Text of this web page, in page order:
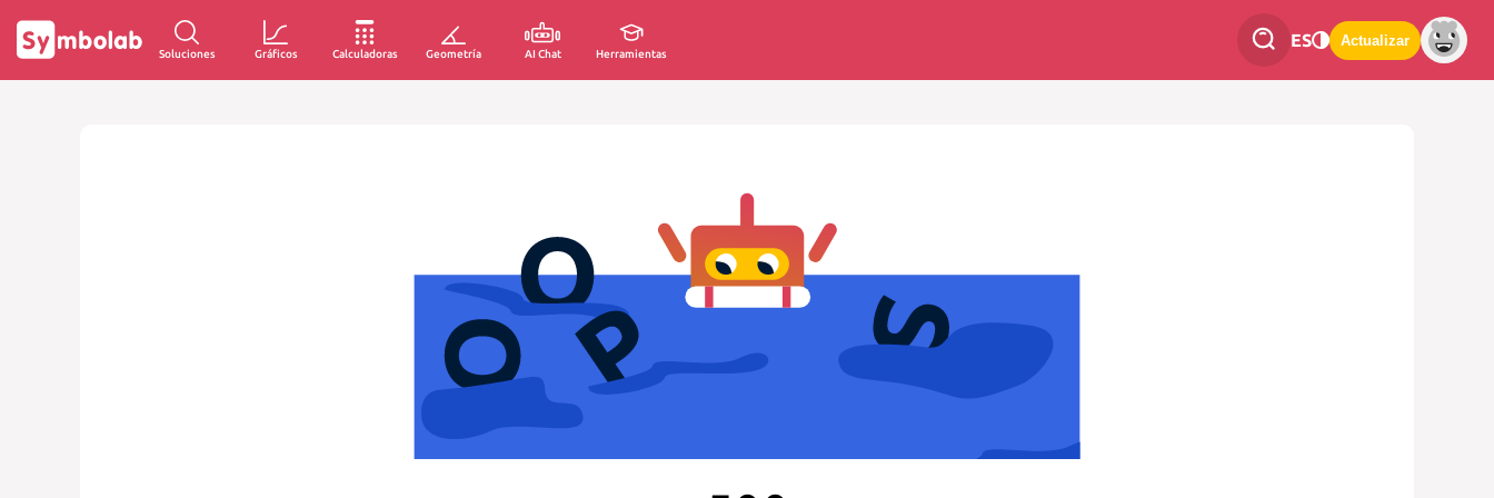
Soluciones Gráficos Calculadoras Geometría AI Chat Herramientas
ES Actualizar